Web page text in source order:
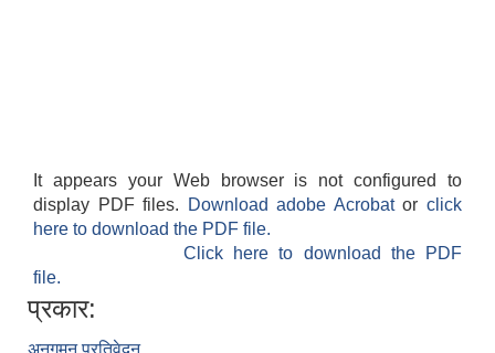
It appears your Web browser is not configured to
display PDF files.
Download adobe Acrobatorclick
here to download the PDF file.
Click here to download the PDF
file.
प्रकार: